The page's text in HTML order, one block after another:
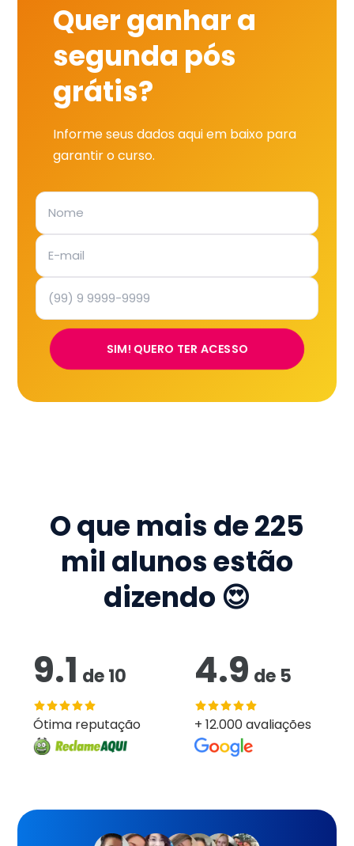
Quer ganhar a
segunda pós
grátis?
Informe seus dados aqui em baixo para
garantir o curso.
SIM! QUERO TER ACESSO
O que mais de225
mil alunos estão
dizendo 😍
9.1 de10
Ótima reputação
4.9 de 5
+ 12.000 avaliações